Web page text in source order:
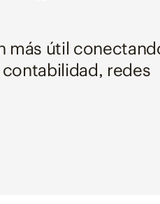
más útil
redes